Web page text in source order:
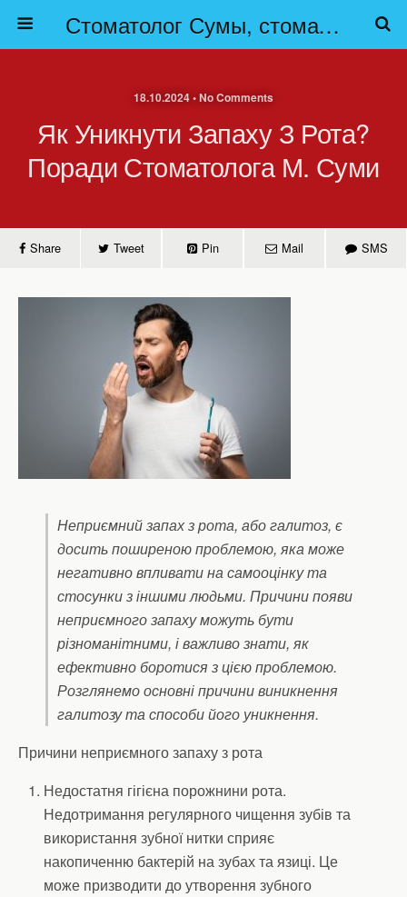
Стоматолог Сумы, стоматологические клиники Сумы, детская стоматология в Сумах. | Частная стоматология Сумы
18.10.2024 • No Comments
Як Уникнути Запаху З Рота?
Поради Стоматолога М. Суми
Share Tweet Pin Mail SMS
Неприємний запах з рота, або галитоз, є
досить поширеною проблемою, яка може
негативно впливати на самооцінку та
стосунки з іншими людьми. Причини появи
неприємного запаху можуть бути
різноманітними, і важливо знати, як
ефективно боротися з цією проблемою.
Розглянемо основні причини виникнення
галитозу та способи його уникнення.
Причини неприємного запаху з рота
Недостатня гігієна порожнини рота.
Недотримання регулярного чищення зубів та
використання зубної нитки сприяє
накопиченню бактерій на зубах та язиці. Це
може призводити до утворення зубного